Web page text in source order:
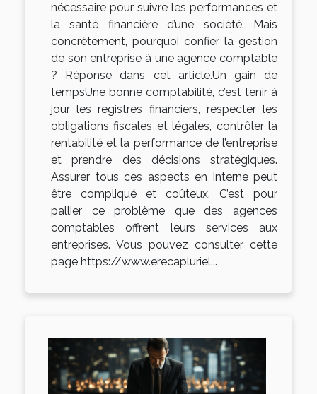
nécessaire pour suivre les performances et
la santé financière d’une société. Mais
concrètement, pourquoi confier la gestion
de son entreprise à une agence comptable
? Réponse dans cet article.Un gain de
tempsUne bonne comptabilité, c’est tenir à
jour les registres financiers, respecter les
obligations fiscales et légales, contrôler la
rentabilité et la performance de l’entreprise
et prendre des décisions stratégiques.
Assurer tous ces aspects en interne peut
être compliqué et coûteux. C’est pour
pallier ce problème que des agences
comptables offrent leurs services aux
entreprises. Vous pouvez consulter cette
page https://www.erecapluriel...